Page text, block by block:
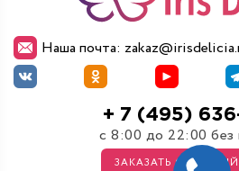
Наша почта:
+ 7 (495)
с 8:00 до 22:00 без
ЗАКАЗАТЬ